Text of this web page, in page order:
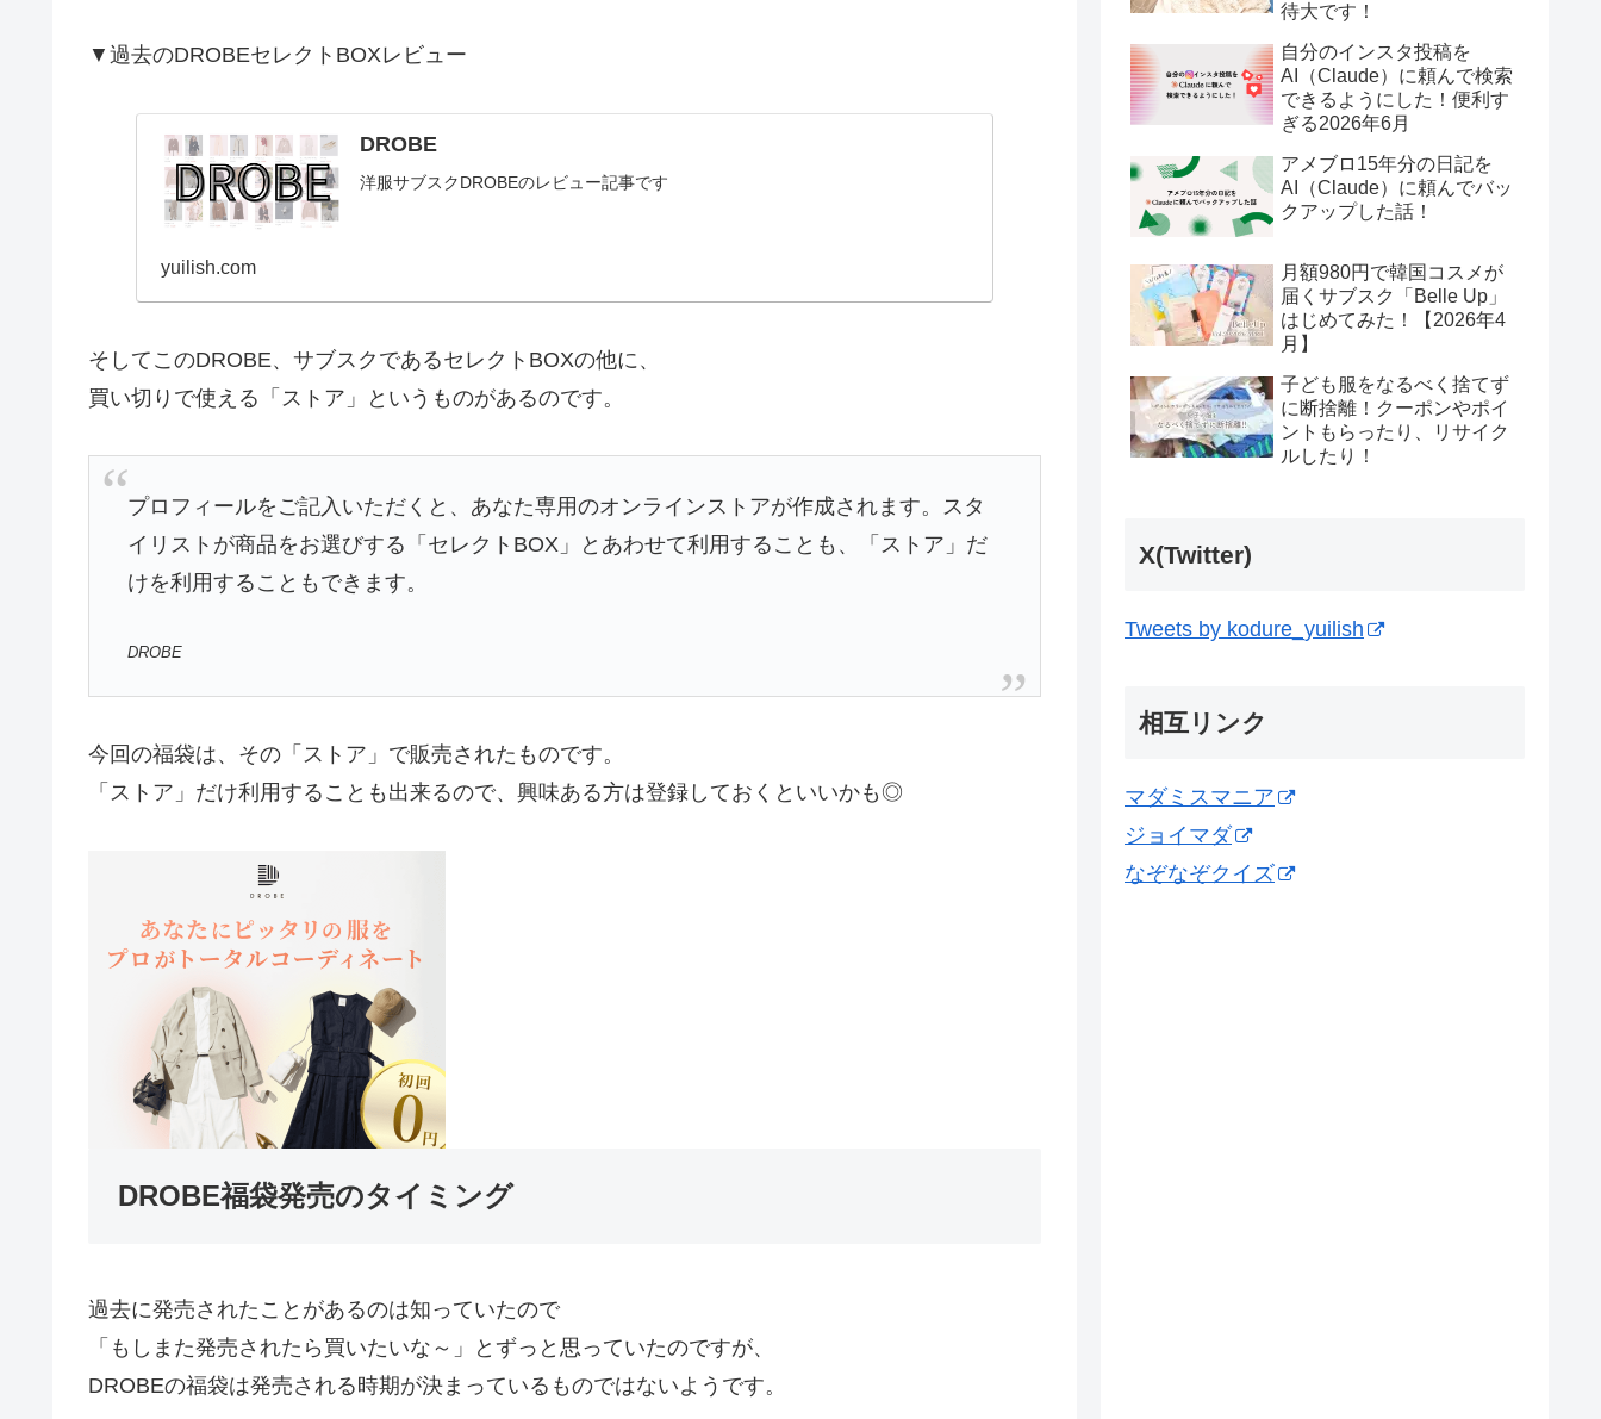
▼過去のDROBEセレクトBOXレビュー
DROBE
洋服サブスクDROBEのレビュー記事です
yuilish.com
そしてこのDROBE、サブスクであるセレクトBOXの他に、
買い切りで使える「ストア」というものがあるのです。
プロフィールをご記入いただくと、あなた専用のオンラインストアが作成されます。スタ
イリストが商品をお選びする「セレクトBOX」とあわせて利用することも、「ストア」だ
けを利用することもできます。
DROBE
今回の福袋は、その「ストア」で販売されたものです。
「ストア」だけ利用することも出来るので、興味ある方は登録しておくといいかも◎
DROBE福袋発売のタイミング
過去に発売されたことがあるのは知っていたので
「もしまた発売されたら買いたいな～」とずっと思っていたのですが、
DROBEの福袋は発売される時期が決まっているものではないようです。
待大です！
自分のインスタ投稿を
AI（Claude）に頼んで検索
できるようにした！便利す
ぎる2026年6月
アメブロ15年分の日記を
AI（Claude）に頼んでバッ
クアップした話！
月額980円で韓国コスメが
届くサブスク「Belle Up」
はじめてみた！【2026年4
月】
子ども服をなるべく捨てず
に断捨離！クーポンやポイ
ントもらったり、リサイク
ルしたり！
X(Twitter)
Tweets by kodure_yuilish
相互リンク
マダミスマニア
ジョイマダ
なぞなぞクイズ